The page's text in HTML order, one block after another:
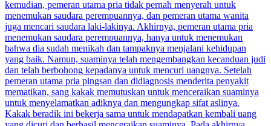
kemudian, pemeran utama pria tidak pernah menyerah untuk
menemukan saudara perempuannya, dan pemeran utama wanita
juga mencari saudara laki-lakinya. Akhirnya, pemeran utama pria
menemukan saudara perempuannya, hanya untuk menemukan
bahwa dia sudah menikah dan tampaknya menjalani kehidupan
yang baik. Namun, suaminya telah mengembangkan kecanduan judi
dan telah berbohong kepadanya untuk mencuri uangnya. Setelah
pemeran utama pria pingsan dan didiagnosis menderita penyakit
mematikan, sang kakak memutuskan untuk menceraikan suaminya
untuk menyelamatkan adiknya dan mengungkap sifat aslinya.
Kakak beradik ini bekerja sama untuk mendapatkan kembali uang